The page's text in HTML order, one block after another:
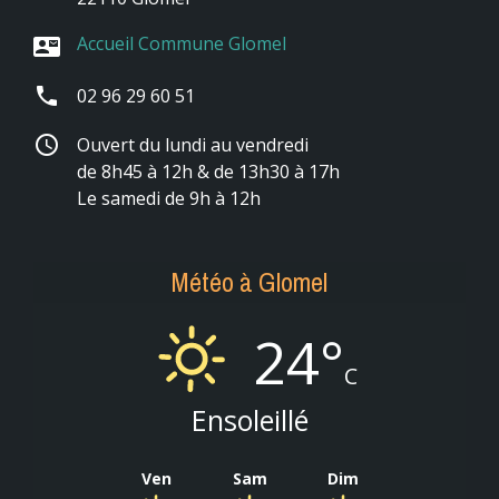
contact_mail Accueil Commune Glomel
phone 02 96 29 60 51
schedule
Ouvert du lundi au vendredi
de 8h45 à 12h & de 13h30 à 17h
Le samedi de 9h à 12h
Météo à Glomel
24°C
Ensoleillé
Ven Sam Dim